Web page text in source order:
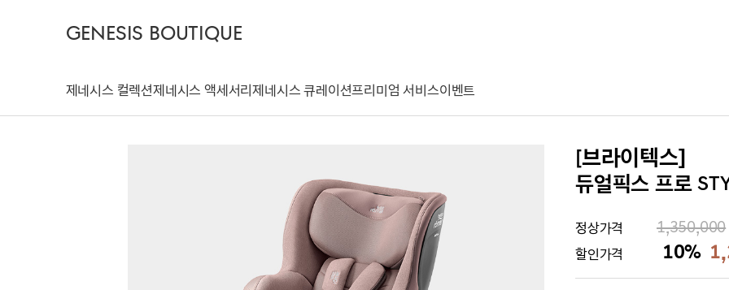
GENESIS BOUTIQUE
제네시스 컬렉션제네시스 액세서리제네시스 큐레이션프리미엄 서비스이벤트
[브라이텍스]
듀얼픽스 프로
정상가격 1,350,000
할인가격 10%